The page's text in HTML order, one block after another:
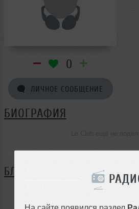
На сайте появился раздел
0
ЛИЧНОЕ СООБЩЕНИЕ
БИОГРАФИЯ
БЛОГ